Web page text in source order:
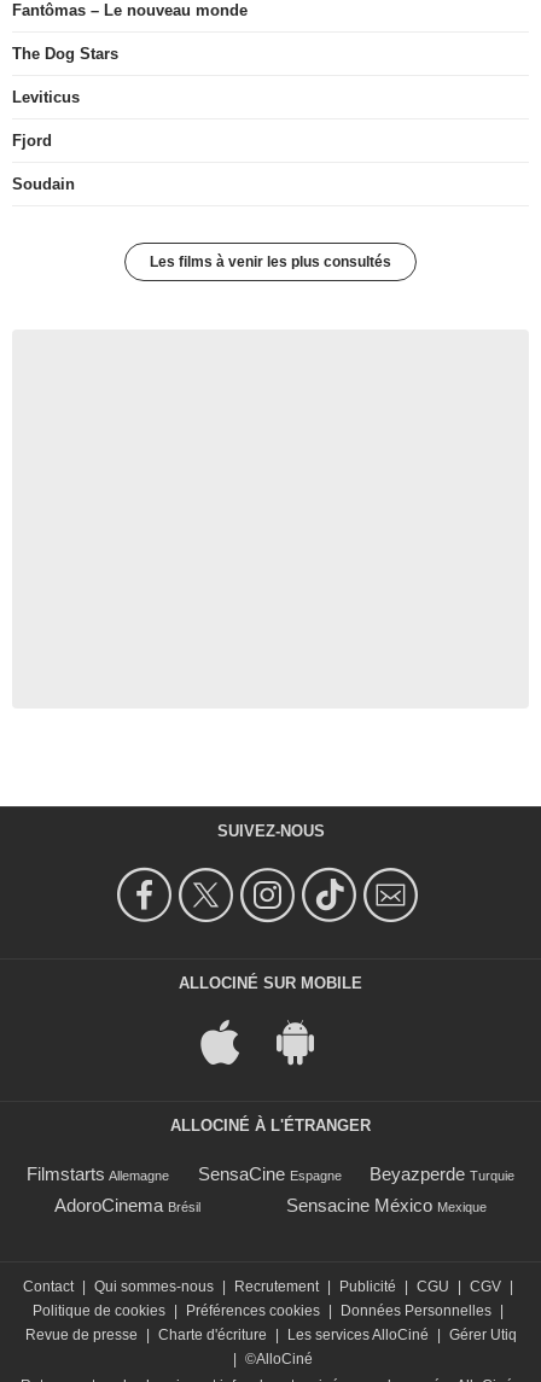
Fantômas – Le nouveau monde
The Dog Stars
Leviticus
Fjord
Soudain
Les films à venir les plus consultés
SUIVEZ-NOUS
ALLOCINÉ SUR MOBILE
ALLOCINÉ À L'ÉTRANGER
Filmstarts Allemagne SensaCine Espagne Beyazperde Turquie
AdoroCinema Brésil Sensacine México Mexique
Contact Qui sommes-nous Recrutement Publicité CGU CGV
Politique de cookies
Préférences cookies Données Personnelles
Revue de presse
Charte d'écriture Les services AlloCiné
Gérer Utiq
©AlloCiné